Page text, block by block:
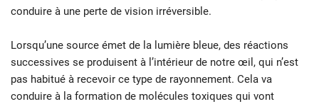
conduire à une perte de vision irréversible.
Lorsqu’une source émet de la lumière bleue, des réactions
successives se produisent à l’intérieur de notre œil, qui n’est
pas habitué à recevoir ce type de rayonnement. Cela va
conduire à la formation de molécules toxiques qui vont